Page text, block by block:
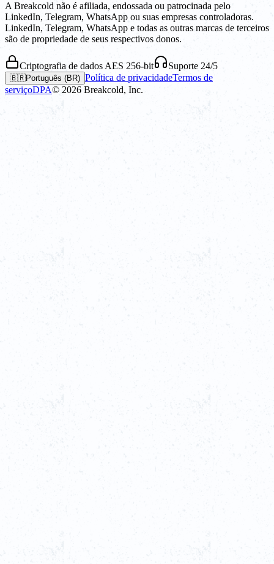
A Breakcold não é afiliada, endossada ou patrocinada pelo
LinkedIn, Telegram, WhatsApp ou suas empresas controladoras.
LinkedIn, Telegram, WhatsApp e todas as outras marcas de terceiros
são de propriedade de seus respectivos donos.
Criptografia de dados AES 256-bit Suporte 24/5
🇧🇷Português (BR) Política de privacidadeTermos de
serviçoDPA© 2026 Breakcold, Inc.